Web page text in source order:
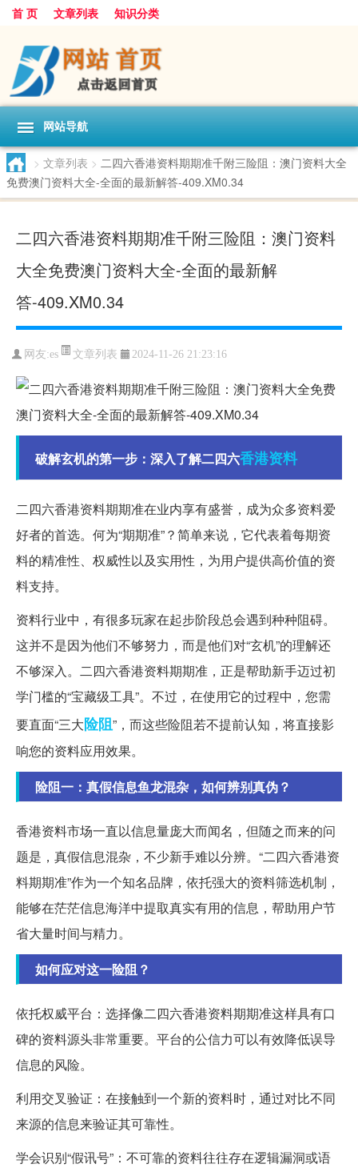
首 页 文章列表 知识分类
网站导航
> 文章列表 > 二四六香港资料期期准千附三险阻：澳门资料大全
免费澳门资料大全-全面的最新解答-409.XM0.34
二四六香港资料期期准千附三险阻：澳门资料
大全免费澳门资料大全-全面的最新解
答-409.XM0.34
网友:es 文章列表 2024-11-26 21:23:16
破解玄机的第一步：深入了解二四六香港资料
二四六香港资料期期准在业内享有盛誉，成为众多资料爱
好者的首选。何为“期期准”？简单来说，它代表着每期资
料的精准性、权威性以及实用性，为用户提供高价值的资
料支持。
资料行业中，有很多玩家在起步阶段总会遇到种种阻碍。
这并不是因为他们不够努力，而是他们对“玄机”的理解还
不够深入。二四六香港资料期期准，正是帮助新手迈过初
学门槛的“宝藏级工具”。不过，在使用它的过程中，您需
要直面“三大险阻”，而这些险阻若不提前认知，将直接影
响您的资料应用效果。
险阻一：真假信息鱼龙混杂，如何辨别真伪？
香港资料市场一直以信息量庞大而闻名，但随之而来的问
题是，真假信息混杂，不少新手难以分辨。“二四六香港资
料期期准”作为一个知名品牌，依托强大的资料筛选机制，
能够在茫茫信息海洋中提取真实有用的信息，帮助用户节
省大量时间与精力。
如何应对这一险阻？
依托权威平台：选择像二四六香港资料期期准这样具有口
碑的资料源头非常重要。平台的公信力可以有效降低误导
信息的风险。
利用交叉验证：在接触到一个新的资料时，通过对比不同
来源的信息来验证其可靠性。
学会识别“假讯号”：不可靠的资料往往存在逻辑漏洞或语